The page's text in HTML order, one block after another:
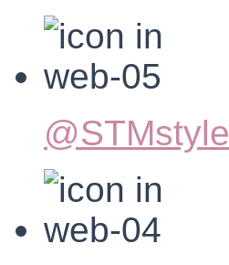
@STMstyle